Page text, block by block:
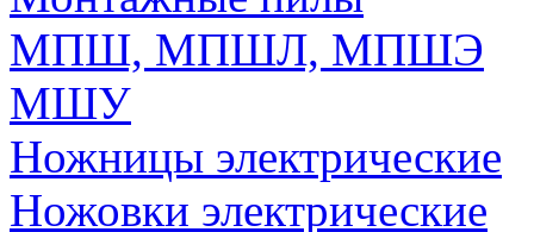
МПШ, МПШЛ, МПШЭ
МШУ
Ножницы электрические
Ножовки электрические